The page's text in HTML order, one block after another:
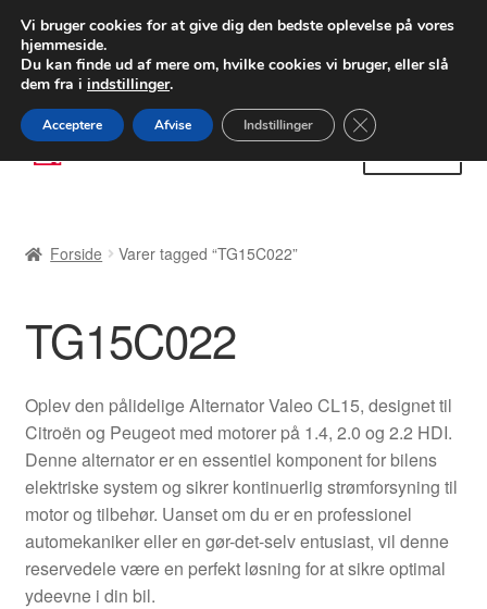
LEVERING fra 55 kr.
FEDEX verdensomspændende forsendelse
80 82 72 02
Spring
til
Spring
til
Betalinger
Kasse
Klageprocedure
Kontakte
Forside Varer tagged “TG15C022”
TG15C022
Oplev den pålidelige Alternator Valeo CL15, designet til
Citroën og Peugeot med motorer på 1.4, 2.0 og 2.2 HDI.
Denne alternator er en essentiel komponent for bilens
elektriske system og sikrer kontinuerlig strømforsyning til
motor og tilbehør. Uanset om du er en professionel
automekaniker eller en gør-det-selv entusiast, vil denne
reservedele være en perfekt løsning for at sikre optimal
ydeevne i din bil.
Vi bruger cookies for at give dig den bedste oplevelse på vores
hjemmeside.
Du kan finde ud af mere om, hvilke cookies vi bruger, eller slå
dem fra i indstillinger.
Acceptere Afvise Indstillinger Close GDPR